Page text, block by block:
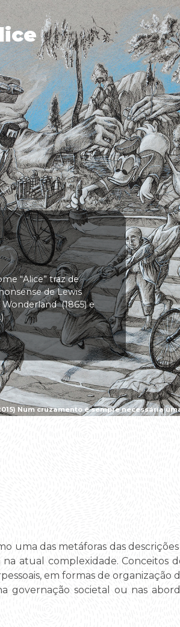
Num cruzamento é sempre necessária
“Alice” traz de
de Lewis
Wonderland (1865) e
uma das metáforas das
atual complexidade. Conceitos
em formas de
governação societal ou nas